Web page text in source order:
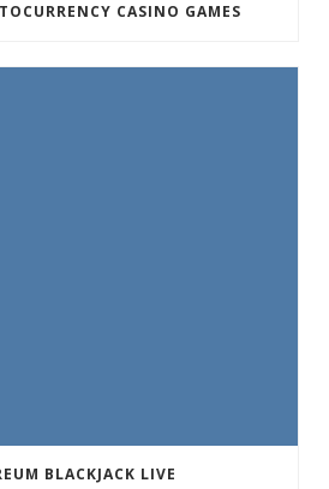
CASINO GAMES
BLACKJACK LIVE